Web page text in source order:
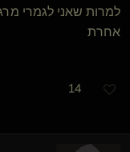
למרות שאני לגמרי
אחרת
14